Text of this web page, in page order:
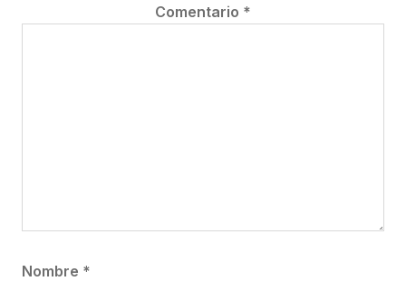
Comentario *
Nombre *